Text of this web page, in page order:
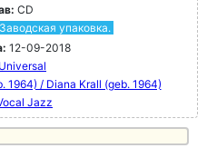
CD
упаковка.
12-09-2018
Universal
1964) / Diana Krall (geb. 1964)
Jazz